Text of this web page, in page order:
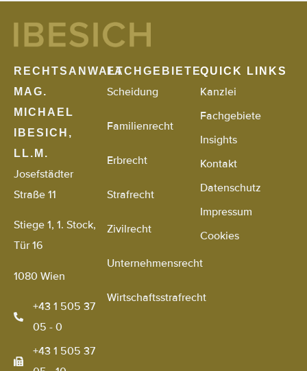
RECHTSANWALT
MAG.
MICHAEL
IBESICH,
LL.M.
Josefstädter
Straße 11
Stiege 1, 1. Stock,
Tür 16
1080 Wien
+43 1 505 37
05 - 0
+43 1 505 37
FACHGEBIETE
Scheidung
Familienrecht
Erbrecht
Strafrecht
Zivilrecht
Unternehmensrecht
Wirtschaftsstrafrecht
QUICK LINKS
Kanzlei
Fachgebiete
Insights
Kontakt
Datenschutz
Impressum
Cookies